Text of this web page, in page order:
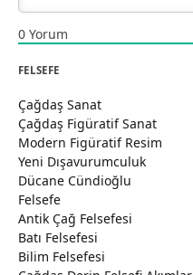
0 Yorum
FELSEFE
Çağdaş Sanat
Çağdaş Figüratif Sanat
Modern Figüratif Resim
Yeni Dışavurumculuk
Dücane Cündioğlu
Felsefe
Antik Çağ Felsefesi
Batı Felsefesi
Bilim Felsefesi